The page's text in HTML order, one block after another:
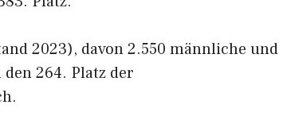
2023), davon 2.550 männliche und
264. Platz der